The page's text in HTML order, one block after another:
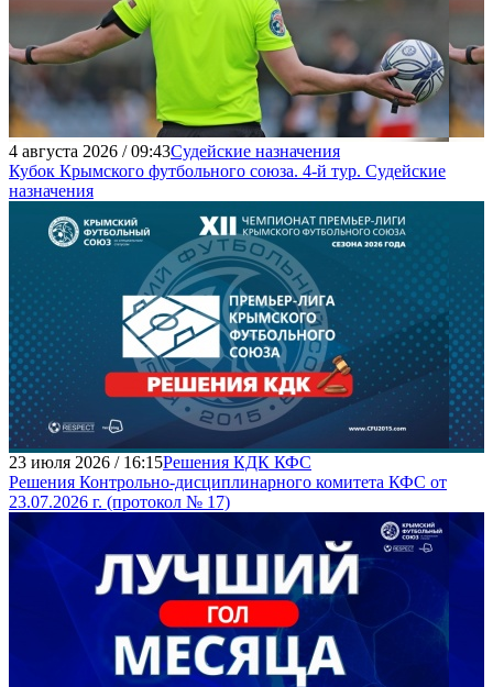
4 августа 2026 / 09:43Судейские назначения
Кубок Крымского футбольного союза. 4-й тур. Судейские
назначения
23 июля 2026 / 16:15Решения КДК КФС
Решения Контрольно-дисциплинарного комитета КФС от
23.07.2026 г. (протокол № 17)